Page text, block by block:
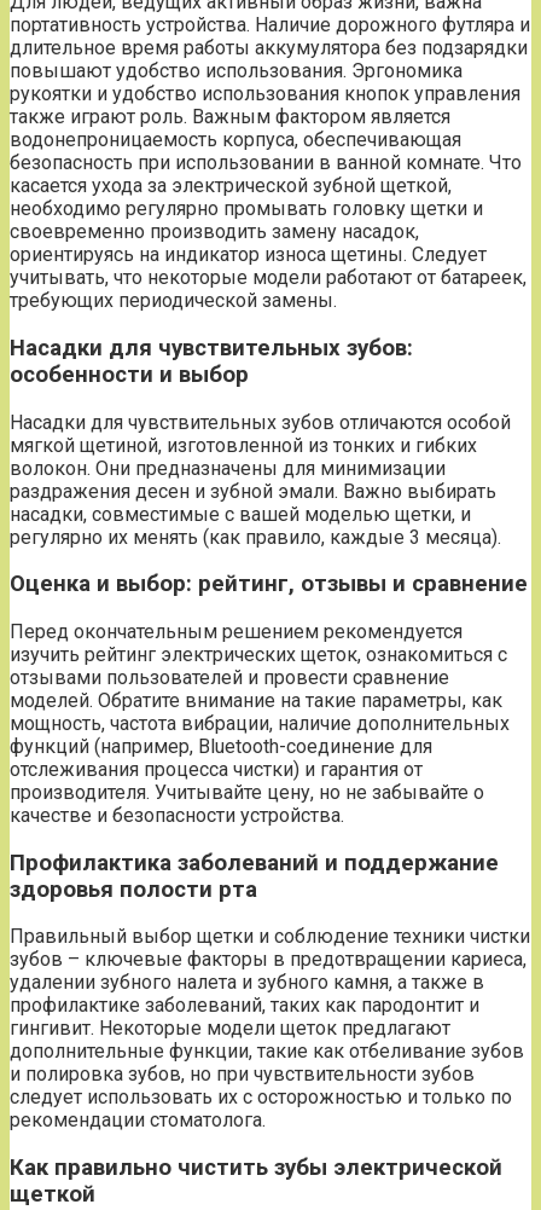
портативность устройства. Наличие дорожного футляра и
длительное время работы аккумулятора без подзарядки
повышают удобство использования. Эргономика
рукоятки и удобство использования кнопок управления
также играют роль. Важным фактором является
водонепроницаемость корпуса, обеспечивающая
безопасность при использовании в ванной комнате. Что
касается ухода за электрической зубной щеткой,
необходимо регулярно промывать головку щетки и
своевременно производить замену насадок,
ориентируясь на индикатор износа щетины. Следует
учитывать, что некоторые модели работают от батареек,
требующих периодической замены.
Насадки для чувствительных зубов:
особенности и выбор
Насадки для чувствительных зубов отличаются особой
мягкой щетиной, изготовленной из тонких и гибких
волокон. Они предназначены для минимизации
раздражения десен и зубной эмали. Важно выбирать
насадки, совместимые с вашей моделью щетки, и
регулярно их менять (как правило, каждые 3 месяца).
Оценка и выбор: рейтинг, отзывы и сравнение
Перед окончательным решением рекомендуется
изучить рейтинг электрических щеток, ознакомиться с
отзывами пользователей и провести сравнение
моделей. Обратите внимание на такие параметры, как
мощность, частота вибрации, наличие дополнительных
функций (например, Bluetooth-соединение для
отслеживания процесса чистки) и гарантия от
производителя. Учитывайте цену, но не забывайте о
качестве и безопасности устройства.
Профилактика заболеваний и поддержание
здоровья полости рта
Правильный выбор щетки и соблюдение техники чистки
зубов – ключевые факторы в предотвращении кариеса,
удалении зубного налета и зубного камня, а также в
профилактике заболеваний, таких как пародонтит и
гингивит. Некоторые модели щеток предлагают
дополнительные функции, такие как отбеливание зубов
и полировка зубов, но при чувствительности зубов
следует использовать их с осторожностью и только по
рекомендации стоматолога.
Как правильно чистить зубы электрической
щеткой